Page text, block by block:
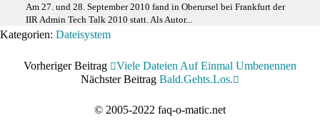
Am 27. und 28. September 2010 fand in Oberursel bei Frankfurt der
IIR Admin Tech Talk 2010 statt. Als Autor...
Kategorien: Dateisystem
Vorheriger Beitrag
Viele Dateien Auf Einmal Umbenennen
Nächster Beitrag Bald.gehts.los.
© 2005-2022 faq-o-matic.net